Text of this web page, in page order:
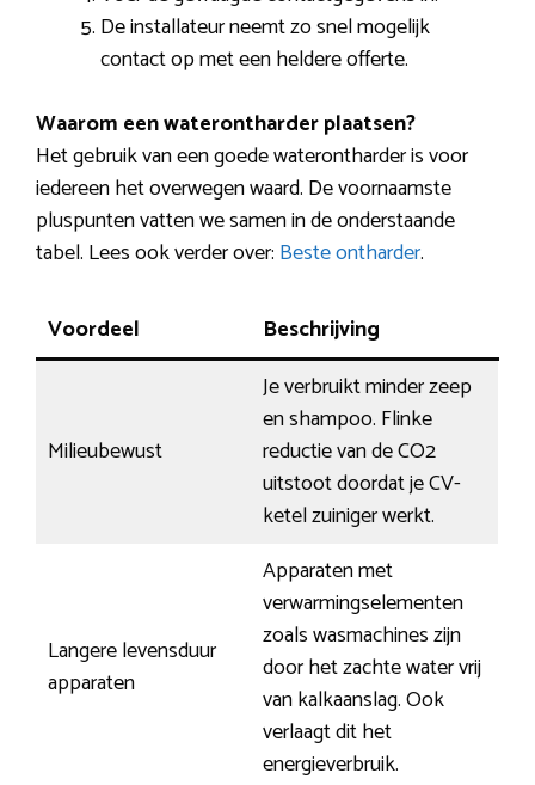
De installateur neemt zo snel mogelijk
contact op met een heldere offerte.
Waarom een waterontharder plaatsen?
Het gebruik van een goede waterontharder is voor
iedereen het overwegen waard. De voornaamste
pluspunten vatten we samen in de onderstaande
tabel. Lees ook verder over: Beste ontharder.
Voordeel Beschrijving
Milieubewust
Je verbruikt minder zeep
en shampoo. Flinke
reductie van de CO2
uitstoot doordat je CV-
ketel zuiniger werkt.
Langere levensduur
apparaten
Apparaten met
verwarmingselementen
zoals wasmachines zijn
door het zachte water vrij
van kalkaanslag. Ook
verlaagt dit het
energieverbruik.